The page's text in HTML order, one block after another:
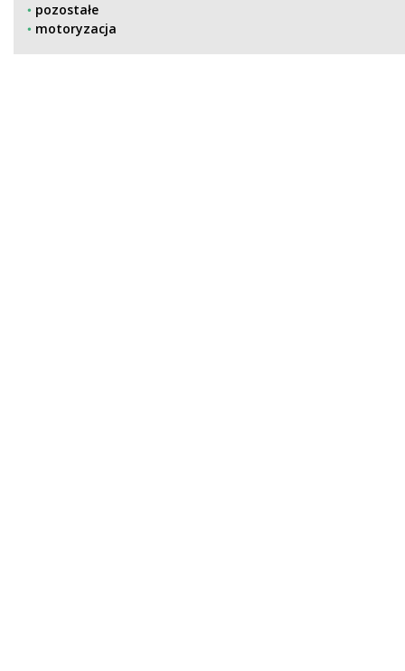
pozostałe
motoryzacja